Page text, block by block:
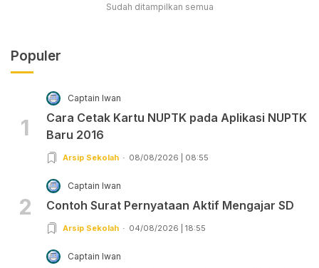
Sudah ditampilkan semua
Populer
1
Captain Iwan
Cara Cetak Kartu NUPTK pada Aplikasi NUPTK
Baru 2016
Arsip Sekolah 08/08/2026 | 08:55
2
Captain Iwan
Contoh Surat Pernyataan Aktif Mengajar SD
Arsip Sekolah 04/08/2026 | 18:55
Captain Iwan